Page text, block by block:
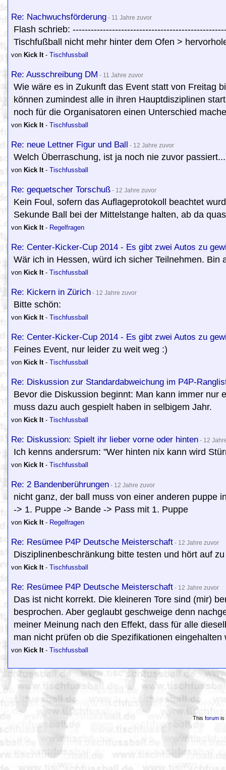
Re: Nachwuchsförderung - 11 Jahre zuvor
Flash schrieb:
Tischfußball nicht mehr hinter dem Ofen >
von Kick It- Tischfussball
Re: Ausschreibung DM - 11 Jahre zuvor
Wie wäre es in Zukunft das Event statt von Freitag
können zumindest alle in ihren Hauptdisziplinen
noch für die Organisatoren einen Unterschied
von Kick It- Tischfussball
Re: neue Lettner Figur und Ball - 12 Jahre zuvor
Welch Überraschung, ist ja noch nie zuvor passiert...
von Kick It- Tischfussball
Re: gequetscher Torschuß - 12 Jahre zuvor
Kein Foul, sofern das Auflageprotokoll beachtet
Sekunde Ball bei der Mittelstange halten, ab da
von Kick It- Regelfragen
Re: Center-Kicker-Cup 2014 - Es gibt zwei Autos zu
Wär ich in Hessen, würd ich sicher Teilnehmen. Bin
von Kick It- Tischfussball
Re: Kickern in Zürich - 12 Jahre zuvor
Bitte schön:
von Kick It- Tischfussball
Re: Center-Kicker-Cup 2014 - Es gibt zwei Autos zu
Feines Event, nur leider zu weit weg :)
von Kick It- Tischfussball
Re: Diskussion zur Standardabweichung im P4P-
Bevor die Diskussion beginnt: Man kann immer nur
muss dazu auch gespielt haben in selbigem Jahr.
von Kick It- Tischfussball
Re: Diskussion: Spielt ihr lieber vorne oder hinten - 12
Ich kenns andersrum: "Wer hinten nix kann wird
von Kick It- Tischfussball
Re: 2 Bandenberührungen - 12 Jahre zuvor
nicht ganz, der ball muss von einer anderen puppe
-> 1. Puppe -> Bande -> Pass mit 1. Puppe
von Kick It- Regelfragen
Re: Resümee P4P Deutsche Meisterschaft - 12 Jahre zuvor
Disziplinenbeschränkung bitte testen und hört auf
von Kick It- Tischfussball
Re: Resümee P4P Deutsche Meisterschaft - 12 Jahre zuvor
Das ist nicht korrekt. Die kleineren Tore sind (mir)
besprochen. Aber geglaubt geschweige denn
meiner Meinung nach den Effekt, dass für alle
man nicht prüfen ob die Spezifikationen
von Kick It- Tischfussball
This forumis